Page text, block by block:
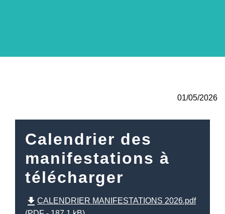
01/05/2026
Calendrier des
manifestations à
télécharger
file_download CALENDRIER MANIFESTATIONS 2026.pdf